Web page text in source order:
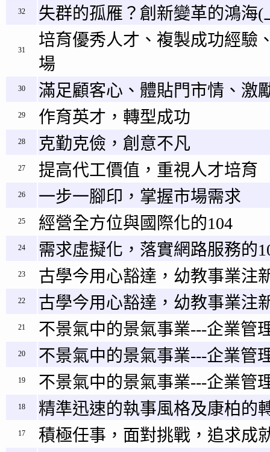
32 失群的孤雁？創新變革的鴻海(
31
培育優秀人才、複製成功經驗
場
30 滿足顧客心、體貼門市情、激
29 作育英才，轉型成功
28 克勤克儉，創意不凡
27 提高代工價值，重視人才培育
26 一步一腳印，掌握市場需求
25 經營全方位與國際化的104
24 需求虛擬化，落實網路服務的
23 古學今用心豁達，幼教事業注
22 古學今用心豁達，幼教事業注
21 不景氣中的景氣事業---企業管
20 不景氣中的景氣事業---企業管
19 不景氣中的景氣事業---企業管
18 精準迅速的執事風格及康柏的
17 積極任事，面對挑戰，追求成